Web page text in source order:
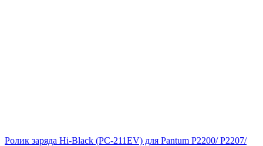
Ролик заряда Hi-Black (PC-211EV) для Pantum P2200/ P2207/